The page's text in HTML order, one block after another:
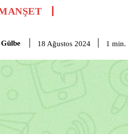
18 Ağustos 2024 1 min.